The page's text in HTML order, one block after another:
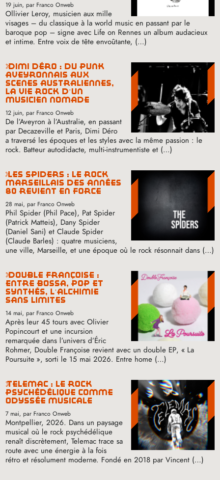
19 juin, par Franco Onweb
Ollivier Leroy, musicien aux mille
visages – du classique à la world music en passant par le
baroque pop – signe avec Life on Rennes un album audacieux
et intime. Entre voix de tête envoûtante, (…)
dimi déro : du punk
aveyronnais aux
scènes australiennes,
la vie rock d’un
musicien nomade
12 juin, par Franco Onweb
De l’Aveyron à l’Australie, en passant
par Decazeville et Paris, Dimi Déro
a traversé les époques et les styles avec la même passion : le
rock. Batteur autodidacte, multi-instrumentiste et (…)
les spiders : le rock
marseillais des années
80 revient en force
28 mai, par Franco Onweb
Phil Spider (Phil Pace), Pat Spider
(Patrick Matteis), Dany Spider
(Daniel Sani) et Claude Spider
(Claude Barles) : quatre musiciens,
une ville, Marseille, et une époque où le rock résonnait dans (…)
double françoise :
entre bossa, pop et
synthés, l’alchimie
sans limites
14 mai, par Franco Onweb
Après leur 45 tours avec Olivier
Popincourt et une incursion
remarquée dans l’univers d’Éric
Rohmer, Double Françoise revient avec un double EP, « La
Poursuite », sorti le 15 mai 2026. Entre home (…)
telemac : le rock
psychédélique comme
odyssée musicale
7 mai, par Franco Onweb
Montpellier, 2026. Dans un paysage
musical où le rock psychédélique
renaît discrètement, Telemac trace sa
route avec une énergie à la fois
rétro et résolument moderne. Fondé en 2018 par Vincent (…)